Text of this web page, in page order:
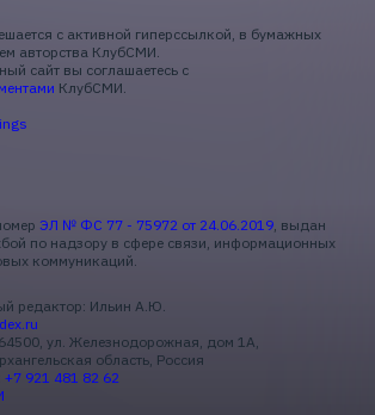
с активной гиперссылкой, в бумажных
авторства КлубСМИ.
сайт вы соглашаетесь с
КлубСМИ.
ЭЛ № ФС 77 - 75972 от 24.06.2019 , выдан
по надзору в сфере связи, информационных
коммуникаций.
редактор: Ильин А.Ю.
ул. Железнодорожная, дом 1А,
область, Россия
+7 921 481 82 62